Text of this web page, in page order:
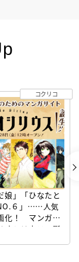
娘」「ひなたと
６」……人気
化！ マンガサ
オシリウス』誕
コクリコ